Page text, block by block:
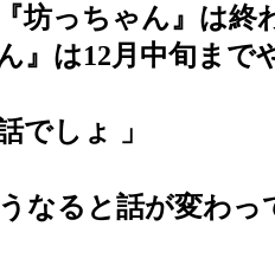
坊っちゃん』は終
』は12月中旬ま
でしょ 」
なると話が変わ